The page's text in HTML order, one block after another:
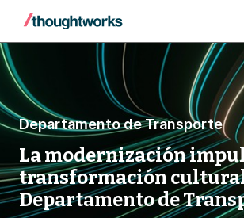
Departamento de Transporte
La modernización
transformación
Departamento de